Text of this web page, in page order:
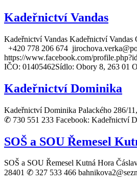
Kadeřnictví Vandas
Kadeřnictví Vandas Kadeřnictví
+420 778 206 674
https://www.facebook.com/
IČO: 01405462Sídlo: Obory 8, 263 01
Kadeřnictví Dominika
Kadeřnictví Dominika Palackého 286/
✆ 730 551 233 Facebook: Kadeřnictví
SOŠ a SOU Řemesel
SOŠ a SOU Řemesel Kutná Hora
28401 ✆ 327 533 466